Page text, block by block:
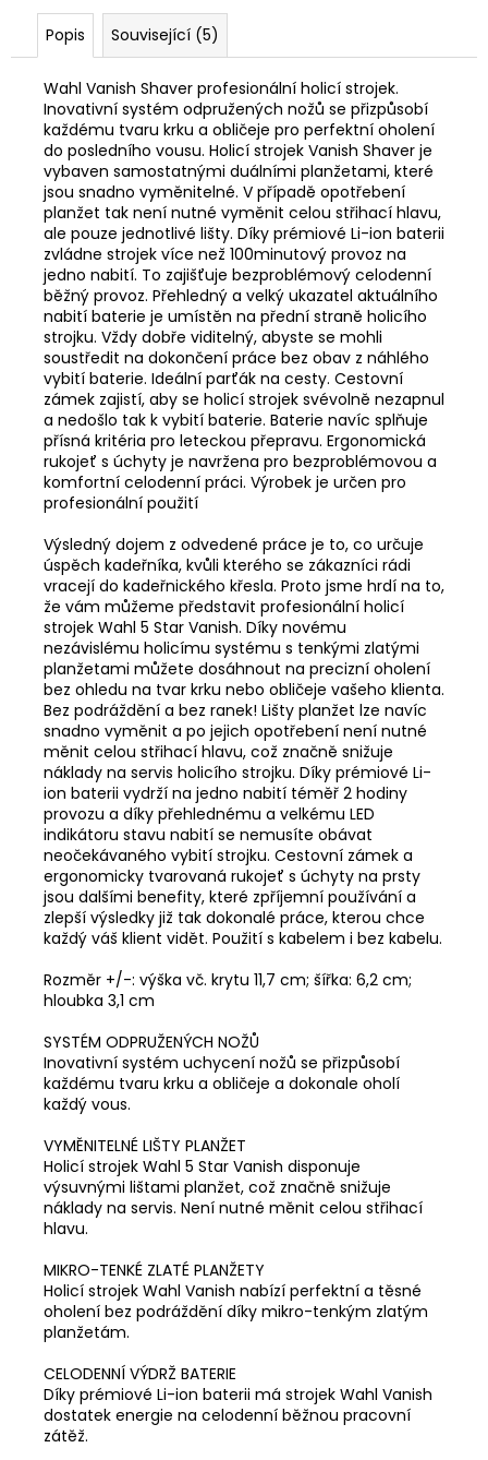
Popis Související (5)
Wahl Vanish Shaver profesionální holicí strojek.
Inovativní systém odpružených nožů se přizpůsobí
každému tvaru krku a obličeje pro perfektní oholení
do posledního vousu. Holicí strojek Vanish Shaver je
vybaven samostatnými duálními planžetami, které
jsou snadno vyměnitelné. V případě opotřebení
planžet tak není nutné vyměnit celou střihací hlavu,
ale pouze jednotlivé lišty. Díky prémiové Li-ion baterii
zvládne strojek více než 100minutový provoz na
jedno nabití. To zajišťuje bezproblémový celodenní
běžný provoz. Přehledný a velký ukazatel aktuálního
nabití baterie je umístěn na přední straně holicího
strojku. Vždy dobře viditelný, abyste se mohli
soustředit na dokončení práce bez obav z náhlého
vybití baterie. Ideální parťák na cesty. Cestovní
zámek zajistí, aby se holicí strojek svévolně nezapnul
a nedošlo tak k vybití baterie. Baterie navíc splňuje
přísná kritéria pro leteckou přepravu. Ergonomická
rukojeť s úchyty je navržena pro bezproblémovou a
komfortní celodenní práci. Výrobek je určen pro
profesionální použití
Výsledný dojem z odvedené práce je to, co určuje
úspěch kadeřníka, kvůli kterého se zákazníci rádi
vracejí do kadeřnického křesla. Proto jsme hrdí na to,
že vám můžeme představit profesionální holicí
strojek Wahl 5 Star Vanish. Díky novému
nezávislému holicímu systému s tenkými zlatými
planžetami můžete dosáhnout na precizní oholení
bez ohledu na tvar krku nebo obličeje vašeho klienta.
Bez podráždění a bez ranek! Lišty planžet lze navíc
snadno vyměnit a po jejich opotřebení není nutné
měnit celou střihací hlavu, což značně snižuje
náklady na servis holicího strojku. Díky prémiové Li-
ion baterii vydrží na jedno nabití téměř 2 hodiny
provozu a díky přehlednému a velkému LED
indikátoru stavu nabití se nemusíte obávat
neočekávaného vybití strojku. Cestovní zámek a
ergonomicky tvarovaná rukojeť s úchyty na prsty
jsou dalšími benefity, které zpříjemní používání a
zlepší výsledky již tak dokonalé práce, kterou chce
každý váš klient vidět. Použití s kabelem i bez kabelu.
Rozměr +/-: výška vč. krytu 11,7 cm; šířka: 6,2 cm;
hloubka 3,1 cm
SYSTÉM ODPRUŽENÝCH NOŽŮ
Inovativní systém uchycení nožů se přizpůsobí
každému tvaru krku a obličeje a dokonale oholí
každý vous.
VYMĚNITELNÉ LIŠTY PLANŽET
Holicí strojek Wahl 5 Star Vanish disponuje
výsuvnými lištami planžet, což značně snižuje
náklady na servis. Není nutné měnit celou střihací
hlavu.
MIKRO-TENKÉ ZLATÉ PLANŽETY
Holicí strojek Wahl Vanish nabízí perfektní a těsné
oholení bez podráždění díky mikro-tenkým zlatým
planžetám.
CELODENNÍ VÝDRŽ BATERIE
Díky prémiové Li-ion baterii má strojek Wahl Vanish
dostatek energie na celodenní běžnou pracovní
zátěž.